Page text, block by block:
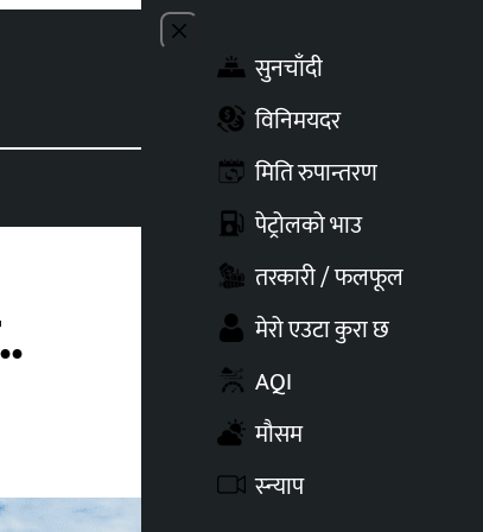
Close menu
सुनचाँदी
विनिमयदर
मिति रुपान्तरण
पेट्रोलको भाउ
तरकारी / फलफूल
मेरो एउटा कुरा छ
AQI
मौसम
स्न्याप